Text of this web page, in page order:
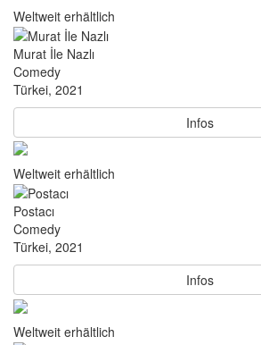
Weltweit erhältlich
Murat İle Nazlı
Comedy
Türkei, 2021
Infos
Weltweit erhältlich
Postacı
Comedy
Türkei, 2021
Infos
Weltweit erhältlich